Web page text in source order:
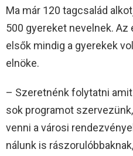
Ma már 120 tagcsalád
500 gyereket nevelnek.
elsők mindig a gyerekek
elnöke.
– Szeretnénk folytatni
sok programot
venni a városi
nálunk is